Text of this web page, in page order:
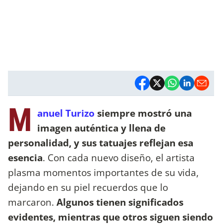
M anuel Turizo siempre mostró una
imagen auténtica y llena de
personalidad, y sus tatuajes reflejan esa
esencia. Con cada nuevo diseño, el artista
plasma momentos importantes de su vida,
dejando en su piel recuerdos que lo
marcaron. Algunos tienen significados
evidentes, mientras que otros siguen siendo